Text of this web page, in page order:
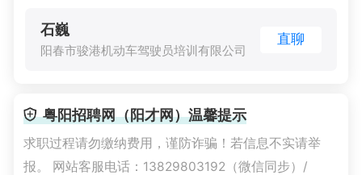
石巍
阳春市骏港机动车驾驶员培训有限公司
直聊
粤阳招聘网（阳才网）温馨提示
求职过程请勿缴纳费用，谨防诈骗！若信息不实请举
报。 网站客服电话：13829803192（微信同步）/